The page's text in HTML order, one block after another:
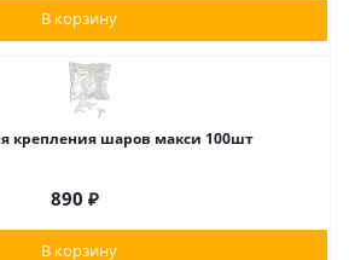
В корзину
крепления шаров макси 100шт
890 ₽
В корзину